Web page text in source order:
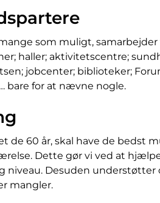
som muligt,
haller; aktivitetscentre;
jobcenter; biblioteker;
bare for at nævne nogle.
de 60 år, skal have de bedst
Dette gør vi ved at
niveau. Desuden
mangler.